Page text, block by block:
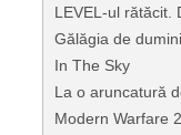
LEVEL-ul rătăcit.
Gălăgia de
In The Sky
La o aruncatură
Modern Warfare 2